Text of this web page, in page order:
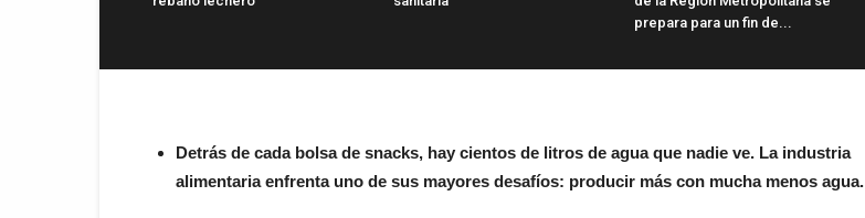
prepara para un fin de...
Detrás de cada bolsa de snacks, hay cientos de litros de agua que nadie ve. La industria
alimentaria enfrenta uno de sus mayores desafíos: producir más con mucha menos agua.